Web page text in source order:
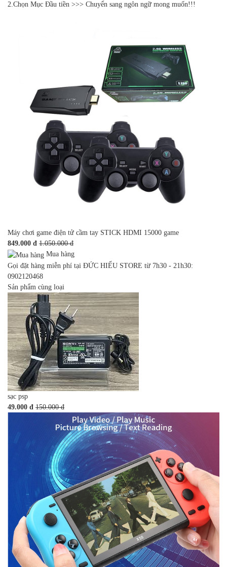
2.Chọn Mục Đầu tiền >>> Chuyển sang ngôn ngữ mong muốn!!!
Máy chơi game điện tử cầm tay STICK HDMI 15000 game
849.000 đ 1.050.000 đ
Mua hàng
Gọi đặt hàng miễn phí tại ĐỨC HIẾU STORE từ 7h30 - 21h30:
0902120468
Sản phẩm cùng loại
sạc psp
49.000 đ 150.000 đ